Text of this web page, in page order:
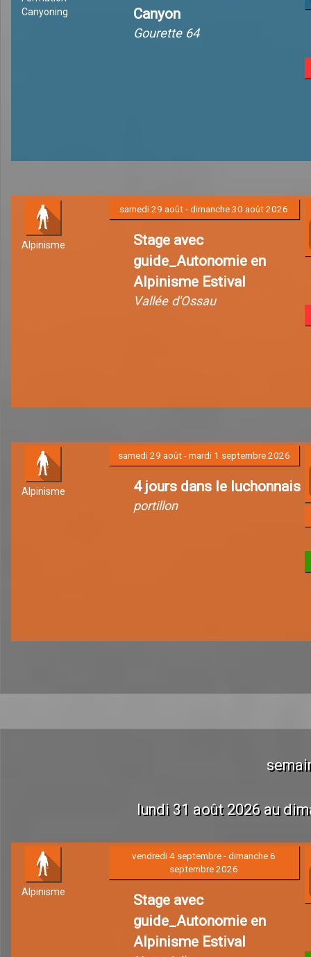
Canyoning
Canyon
Gourette 64
Alpinisme
samedi 29 août - dimanche 30 août 2026
Stage avec
guide_Autonomie en
Alpinisme Estival
Vallée d'Ossau
Alpinisme
samedi 29 août - mardi 1 septembre 2026
4 jours dans le luchonnais
portillon
lundi 31 août 2026 au
Alpinisme
vendredi 4 septembre - dimanche 6
septembre 2026
Stage avec
guide_Autonomie en
Alpinisme Estival